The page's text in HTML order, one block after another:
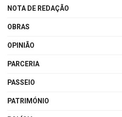
NOTA DE REDAÇÃO
OBRAS
OPINIÃO
PARCERIA
PASSEIO
PATRIMÓNIO